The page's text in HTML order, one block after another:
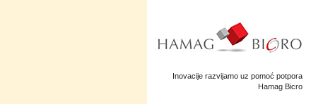
Inovacije razvijamo uz pomoć potpora
Hamag Bicro